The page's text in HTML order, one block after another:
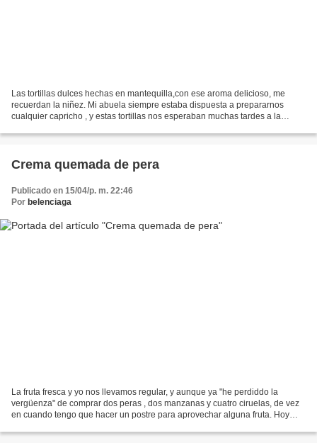
Las tortillas dulces hechas en mantequilla,con ese aroma delicioso, me
recuerdan la niñez. Mi abuela siempre estaba dispuesta a prepararnos
cualquier capricho , y estas tortillas nos esperaban muchas tardes a la
Crema quemada de pera
Publicado en 15/04/p. m. 22:46
Por belenciaga
La fruta fresca y yo nos llevamos regular, y aunque ya "he perdiddo la
vergüenza" de comprar dos peras , dos manzanas y cuatro ciruelas, de vez
en cuando tengo que hacer un postre para aprovechar alguna fruta. Hoy